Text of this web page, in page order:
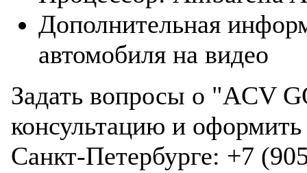
Дополнительная
автомобиля на видео
Задать вопросы о "ACV
консультацию и
Санкт-Петербурге: +7